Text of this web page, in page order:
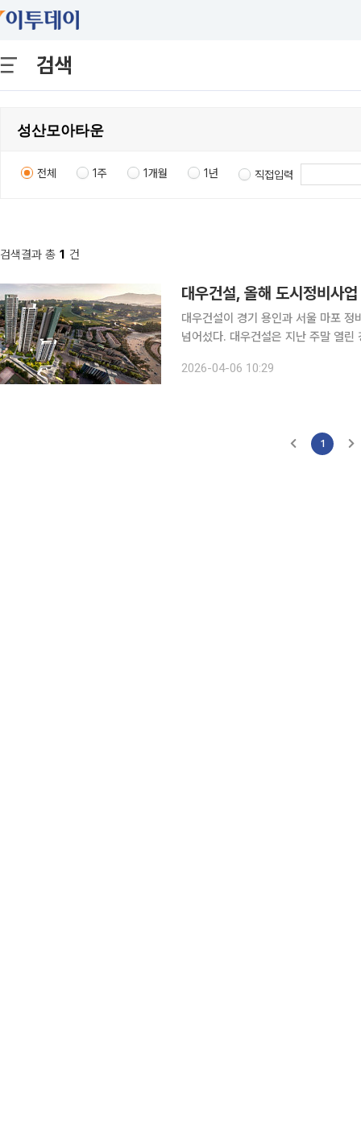
검색
전체 1주 1개월 1년 직접입력
검색결과 총 1 건
대우건설이 경기 용인과 서울 마포
넘어섰다. 대우건설은 지난 주말 열린 경기 용인 기흥1구역 재건축 사업, 서울 마포구 성산동 일대
정비사업 수주액은 총 2조2525억원
2026-04-06 10:29
1